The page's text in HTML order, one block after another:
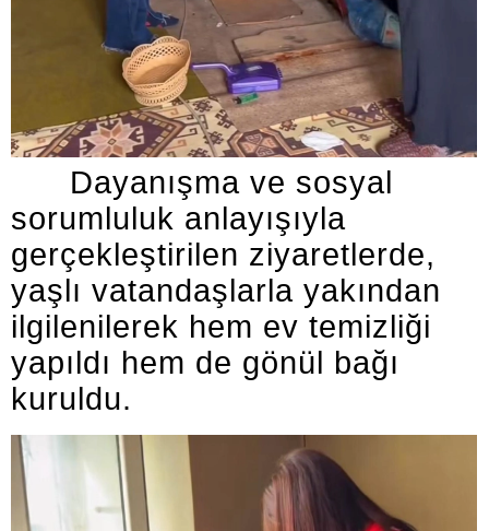
Dayanışma ve sosyal
sorumluluk anlayışıyla
gerçekleştirilen ziyaretlerde,
yaşlı vatandaşlarla yakından
ilgilenilerek hem ev temizliği
yapıldı hem de gönül bağı
kuruldu.